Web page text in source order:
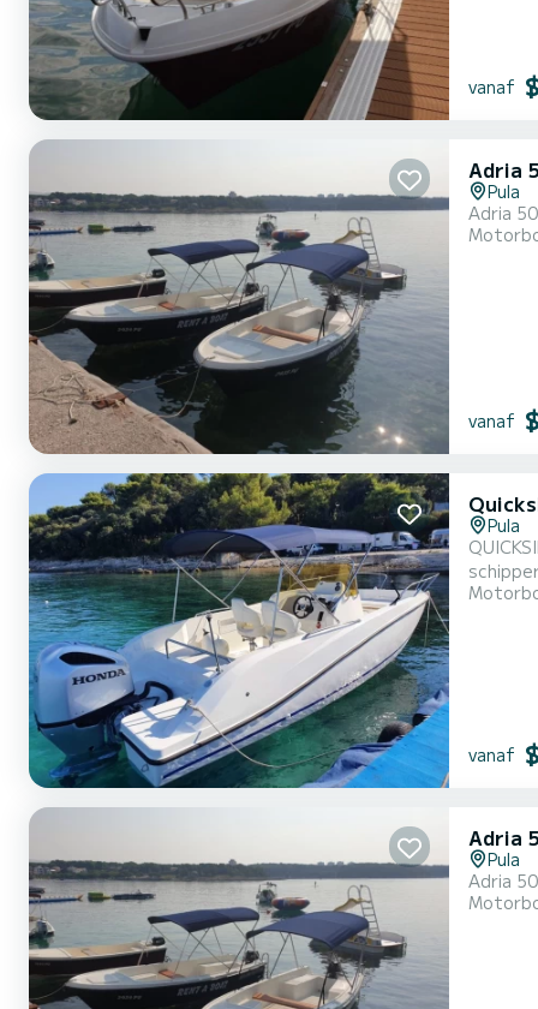
vanaf
Adria
Pula
Adria
vanaf
Pula
vanaf
Adria
Pula
Adria